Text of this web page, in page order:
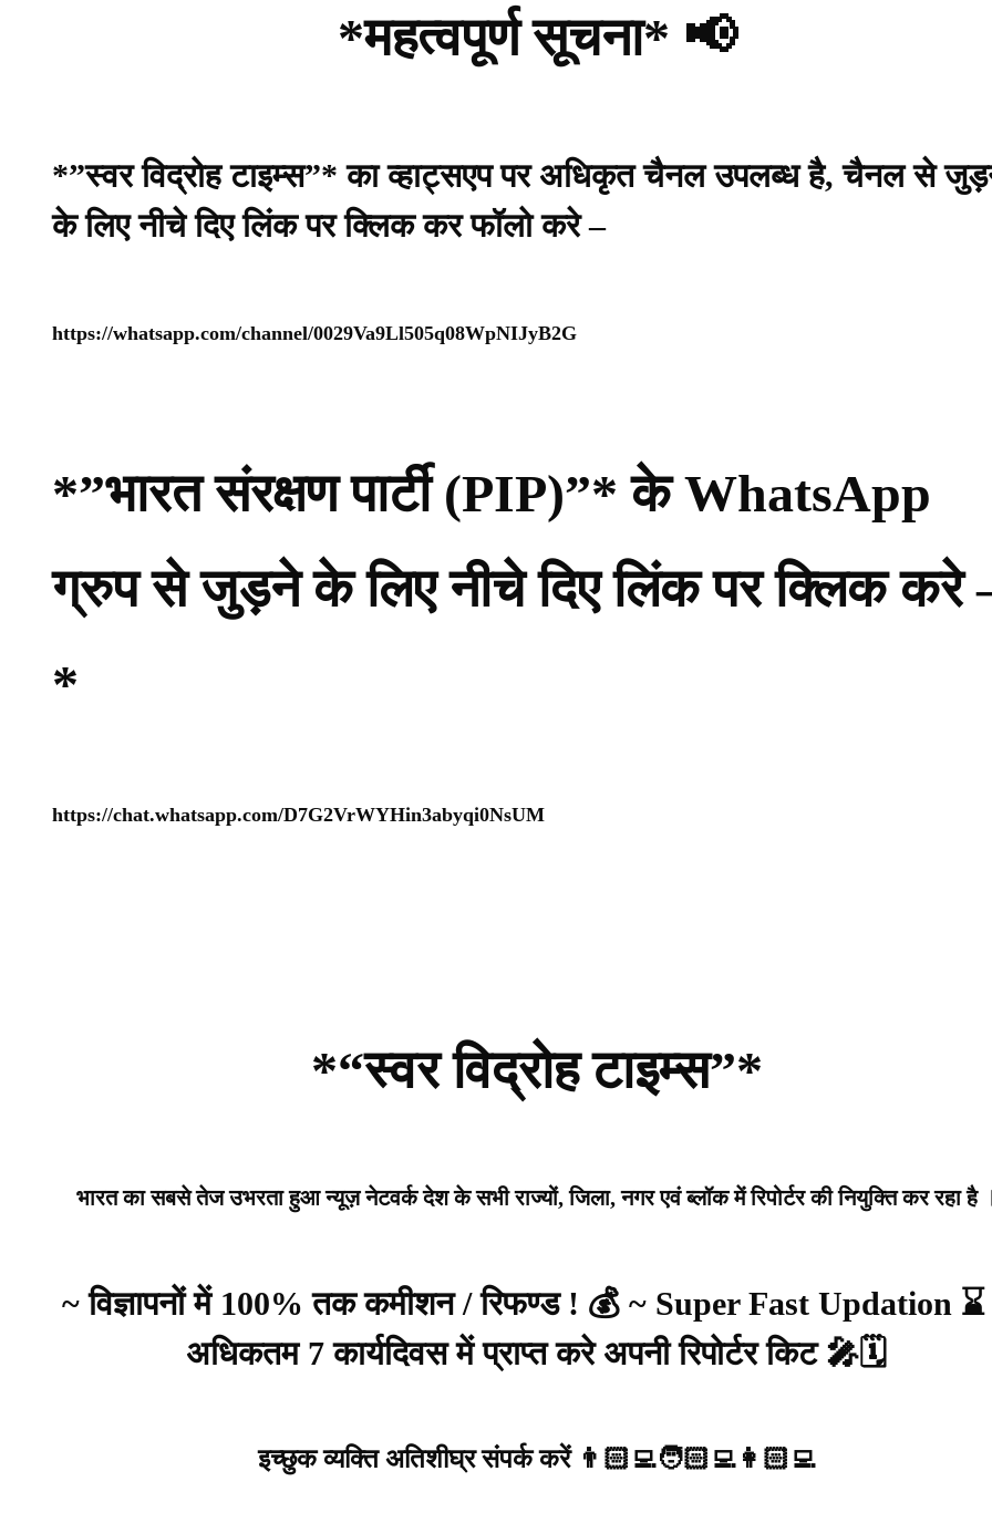
*महत्वपूर्ण सूचना* 📢
*”स्वर विद्रोह टाइम्स”* का व्हाट्सएप पर अधिकृत चैनल उपलब्ध है, चैनल से
के लिए नीचे दिए लिंक पर क्लिक कर फॉलो करे –
https://whatsapp.com/channel/0029Va9Ll505q08WpNIJyB2G
*”भारत संरक्षण पार्टी (PIP)”* के WhatsApp
ग्रुप से जुड़ने के लिए नीचे दिए लिंक पर क्लिक करे
*
https://chat.whatsapp.com/D7G2VrWYHin3abyqi0NsUM
*“स्वर विद्रोह टाइम्स”*
भारत का सबसे तेज उभरता हुआ न्यूज़ नेटवर्क देश के सभी राज्यों, जिला, नगर एवं ब्लॉक में रिपोर्टर की नियुक्ति कर रहा है
~ विज्ञापनों में 100% तक कमीशन / रिफण्ड ! 💰 ~ Super Fast Updation
अधिकतम 7 कार्यदिवस में प्राप्त करे अपनी रिपोर्टर किट 🎤🗓️
इच्छुक व्यक्ति अतिशीघ्र संपर्क करें 👨🏻‍💻🧑🏻‍💻👩🏻‍💻